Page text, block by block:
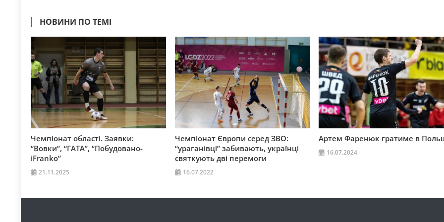
НОВИНИ ПО ТЕМІ
Чемпіонат області. Заявки:
“Вовки”, “ГАТА”, “Побудовано-
iFranko”
21.11.2025
Чемпіонат Європи серед ЗВО:
“ураганівці” забивають, українці
святкують дві перемоги
16.07.2022
Артем Фаренюк гратиме в
16.07.2024